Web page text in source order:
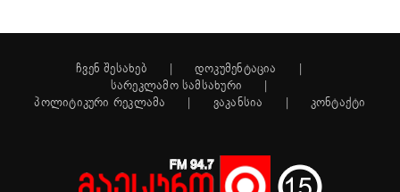
ჩვენ შესახებ
დოკუმენტაცია
სარეკლამო სამსახური
პოლიტიკური რეკლამა
ვაკანსია კონტაქტი